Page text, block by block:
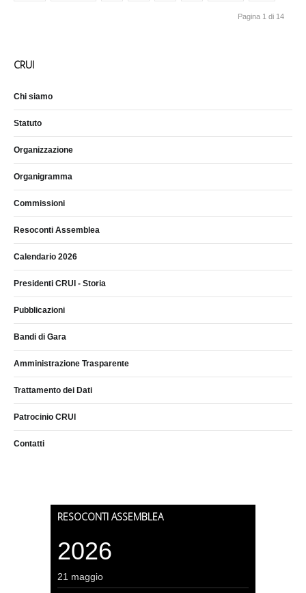
Pagina 1 di 14
CRUI
Chi siamo
Statuto
Organizzazione
Organigramma
Commissioni
Resoconti Assemblea
Calendario 2026
Presidenti CRUI - Storia
Pubblicazioni
Bandi di Gara
Amministrazione Trasparente
Trattamento dei Dati
Patrocinio CRUI
Contatti
RESOCONTI ASSEMBLEA
2026
21 maggio